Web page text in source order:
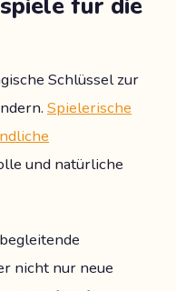
Schlüssel zur
Spielerische
und natürliche
nicht nur neue